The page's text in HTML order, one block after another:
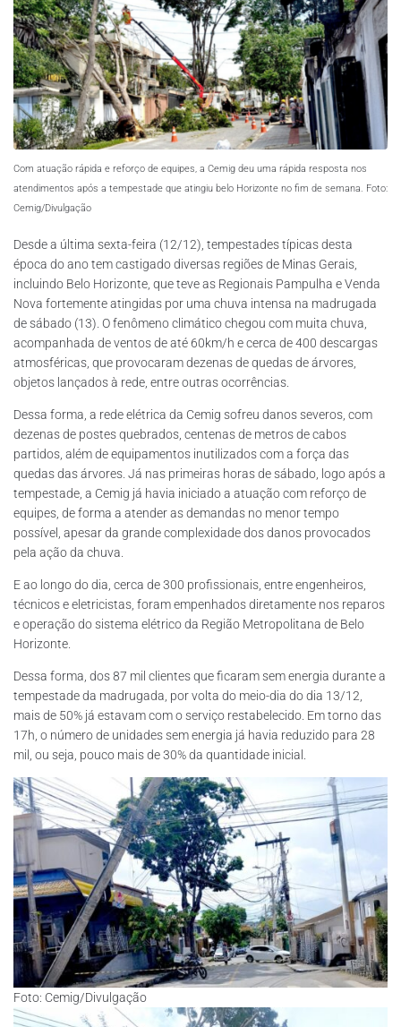
Com atuação rápida e reforço de equipes, a Cemig deu uma rápida resposta nos
atendimentos após a tempestade que atingiu belo Horizonte no fim de semana. Foto:
Cemig/Divulgação
Desde a última sexta-feira (12/12), tempestades típicas desta
época do ano tem castigado diversas regiões de Minas Gerais,
incluindo Belo Horizonte, que teve as Regionais Pampulha e Venda
Nova fortemente atingidas por uma chuva intensa na madrugada
de sábado (13). O fenômeno climático chegou com muita chuva,
acompanhada de ventos de até 60km/h e cerca de 400 descargas
atmosféricas, que provocaram dezenas de quedas de árvores,
objetos lançados à rede, entre outras ocorrências.
Dessa forma, a rede elétrica da Cemig sofreu danos severos, com
dezenas de postes quebrados, centenas de metros de cabos
partidos, além de equipamentos inutilizados com a força das
quedas das árvores. Já nas primeiras horas de sábado, logo após a
tempestade, a Cemig já havia iniciado a atuação com reforço de
equipes, de forma a atender as demandas no menor tempo
possível, apesar da grande complexidade dos danos provocados
pela ação da chuva.
E ao longo do dia, cerca de 300 profissionais, entre engenheiros,
técnicos e eletricistas, foram empenhados diretamente nos reparos
e operação do sistema elétrico da Região Metropolitana de Belo
Horizonte.
Dessa forma, dos 87 mil clientes que ficaram sem energia durante a
tempestade da madrugada, por volta do meio-dia do dia 13/12,
mais de 50% já estavam com o serviço restabelecido. Em torno das
17h, o número de unidades sem energia já havia reduzido para 28
mil, ou seja, pouco mais de 30% da quantidade inicial.
Foto: Cemig/Divulgação